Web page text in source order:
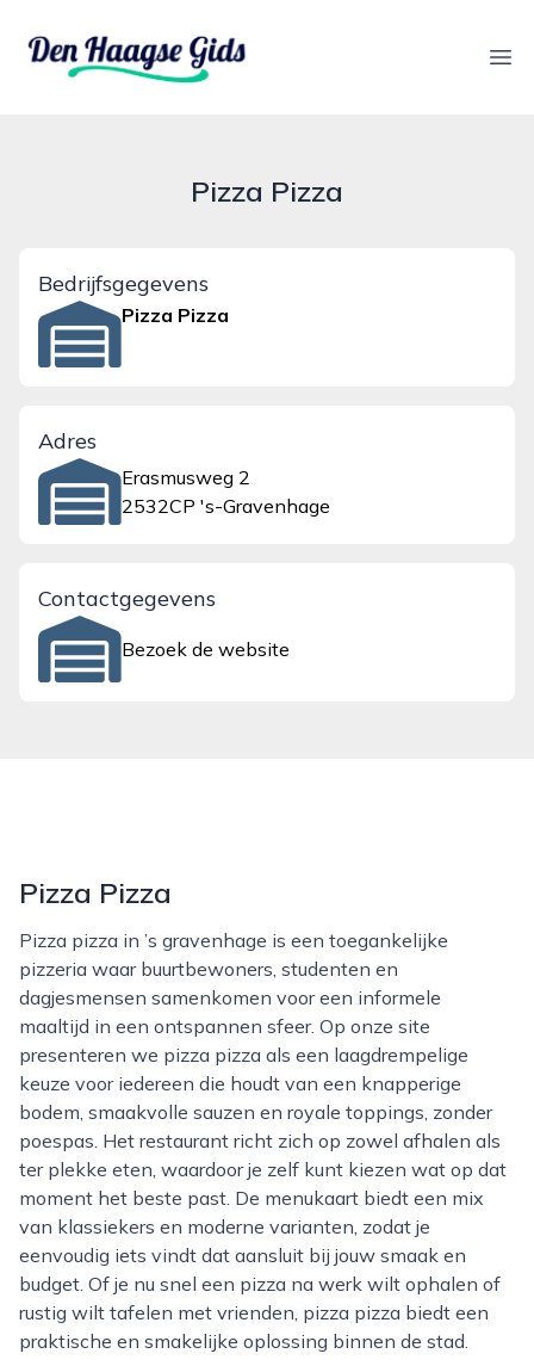
denhaagsegids.nl
Pizza Pizza
Bedrijfsgegevens
Pizza Pizza
Adres
Erasmusweg 2
2532CP 's-Gravenhage
Contactgegevens
Bezoek de website
Pizza Pizza
Pizza pizza in ’s gravenhage is een toegankelijke
pizzeria waar buurtbewoners, studenten en
dagjesmensen samenkomen voor een informele
maaltijd in een ontspannen sfeer. Op onze site
presenteren we pizza pizza als een laagdrempelige
keuze voor iedereen die houdt van een knapperige
bodem, smaakvolle sauzen en royale toppings, zonder
poespas. Het restaurant richt zich op zowel afhalen als
ter plekke eten, waardoor je zelf kunt kiezen wat op dat
moment het beste past. De menukaart biedt een mix
van klassiekers en moderne varianten, zodat je
eenvoudig iets vindt dat aansluit bij jouw smaak en
budget. Of je nu snel een pizza na werk wilt ophalen of
rustig wilt tafelen met vrienden, pizza pizza biedt een
praktische en smakelijke oplossing binnen de stad.